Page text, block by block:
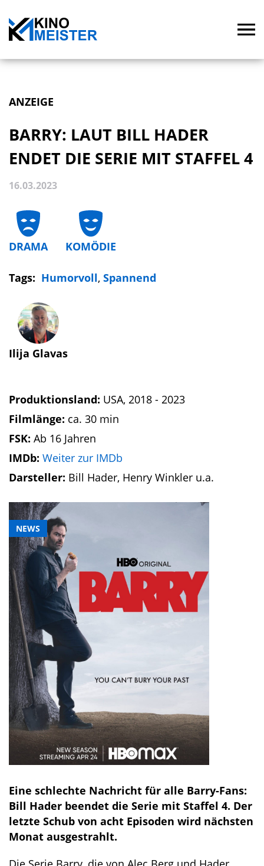
ANZEIGE
NEWS
BARRY: LAUT BILL HADER
ENDET DIE SERIE MIT STAFFEL 4
16.03.2023
DRAMA KOMÖDIE
Tags: Humorvoll, Spannend
Ilija Glavas
Produktionsland: USA, 2018 - 2023
Filmlänge: ca. 30 min
FSK: Ab 16 Jahren
IMDb: Weiter zur IMDb
Darsteller: Bill Hader, Henry Winkler u.a.
Eine schlechte Nachricht für alle Barry-Fans:
Bill Hader beendet die Serie mit Staffel 4. Der
letzte Schub von acht Episoden wird nächsten
Monat ausgestrahlt.